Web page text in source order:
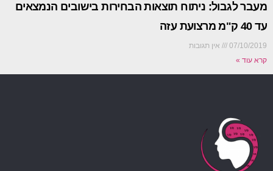
מעבר לגבול: ניתוח תוצאות הבחירות בישובים הנמצאים
עד 40 ק"מ מרצועת עזה
07/10/2019
אין תגובות
קרא עוד »